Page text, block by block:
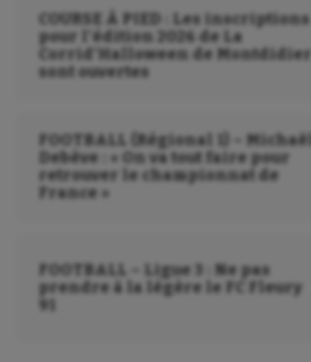
Wakeboard
Water-polo
COURSE À PIED : Les inscriptions
pour l’édition 2026 de La
Corrid’Halloween de Montdidier
sont ouvertes
FOOTBALL (Régional 1) – Michaël
Debève : « On va tout faire pour
retrouver le championnat de
France »
FOOTBALL – Ligue 3 : Ne pas
prendre à la légère le FC Fleury
91